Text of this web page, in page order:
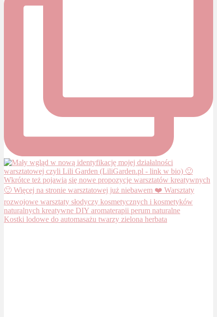
Kostki lodowe do automasażu twarzy zielona herbata